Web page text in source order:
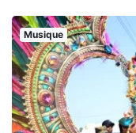
Musique